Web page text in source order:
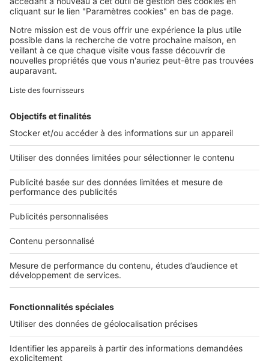
SeLoger c'est aussi
Retrouvez-nous sur ...
L'ENTREPRISE
Nous contacter
Nous recrutons
NOS APPLICATIONS
Découvrez nos applications
Tous nos services pro
Accès client